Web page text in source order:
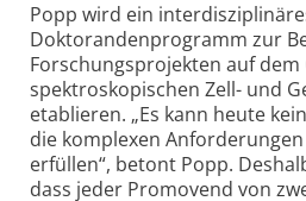
Popp wird ein
Doktorandenprogramm zur
Forschungsprojekten auf
spektroskopischen Zell- und
etablieren. „Es kann heute
die komplexen
erfüllen“, betont Popp.
dass jeder Promovend von